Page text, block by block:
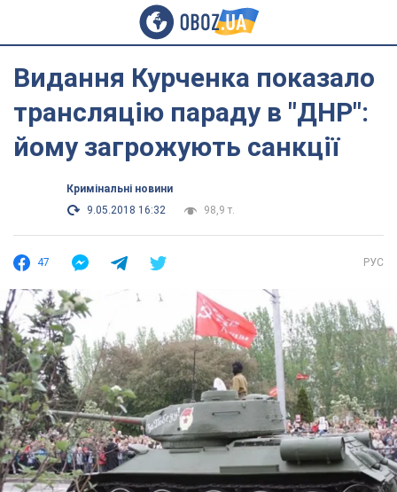
Видання Курченка показало
трансляцію параду в "ДНР":
йому загрожують санкції
Кримінальні новини
9.05.2018 16:32
98,9 т.
47 РУС